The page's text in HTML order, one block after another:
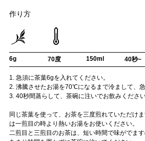
作り方
6g 70度 150ml 40秒~
1. 急須に茶葉6gを入れてください。
2. 沸騰させたお湯を70℃になるまで冷まして、急
3. 40秒間蒸らして、茶碗に注いでお飲みください
同じ茶葉を使って、お茶を三度煎れていただけ
は一煎目の時より熱いお湯をお使いください。
二煎目と三煎目のお茶は、短い時間で味がでま